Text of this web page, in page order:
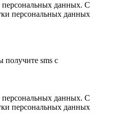
данных. С
персональных данных
получите sms с
данных. С
персональных данных